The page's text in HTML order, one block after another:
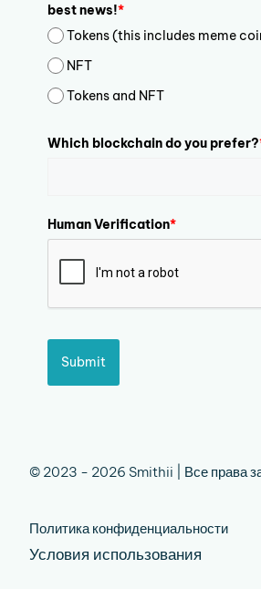
best news!*
Tokens (this includes meme
NFT
Tokens and NFT
Which blockchain do you prefer?
Human Verification*
Submit
© 2023 - 2026 Smithii | Все права
Политика конфиденциальности
Условия использования